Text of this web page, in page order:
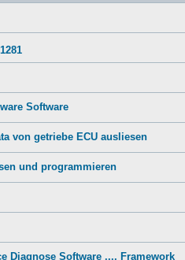
Software
von getriebe ECU ausliesen
und programmieren
Diagnose Software .... Framework